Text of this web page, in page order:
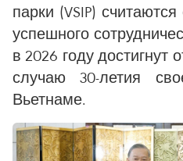
парки (VSIP)
успешного
в 2026 году достигнут
случаю 30-летия
Вьетнаме.